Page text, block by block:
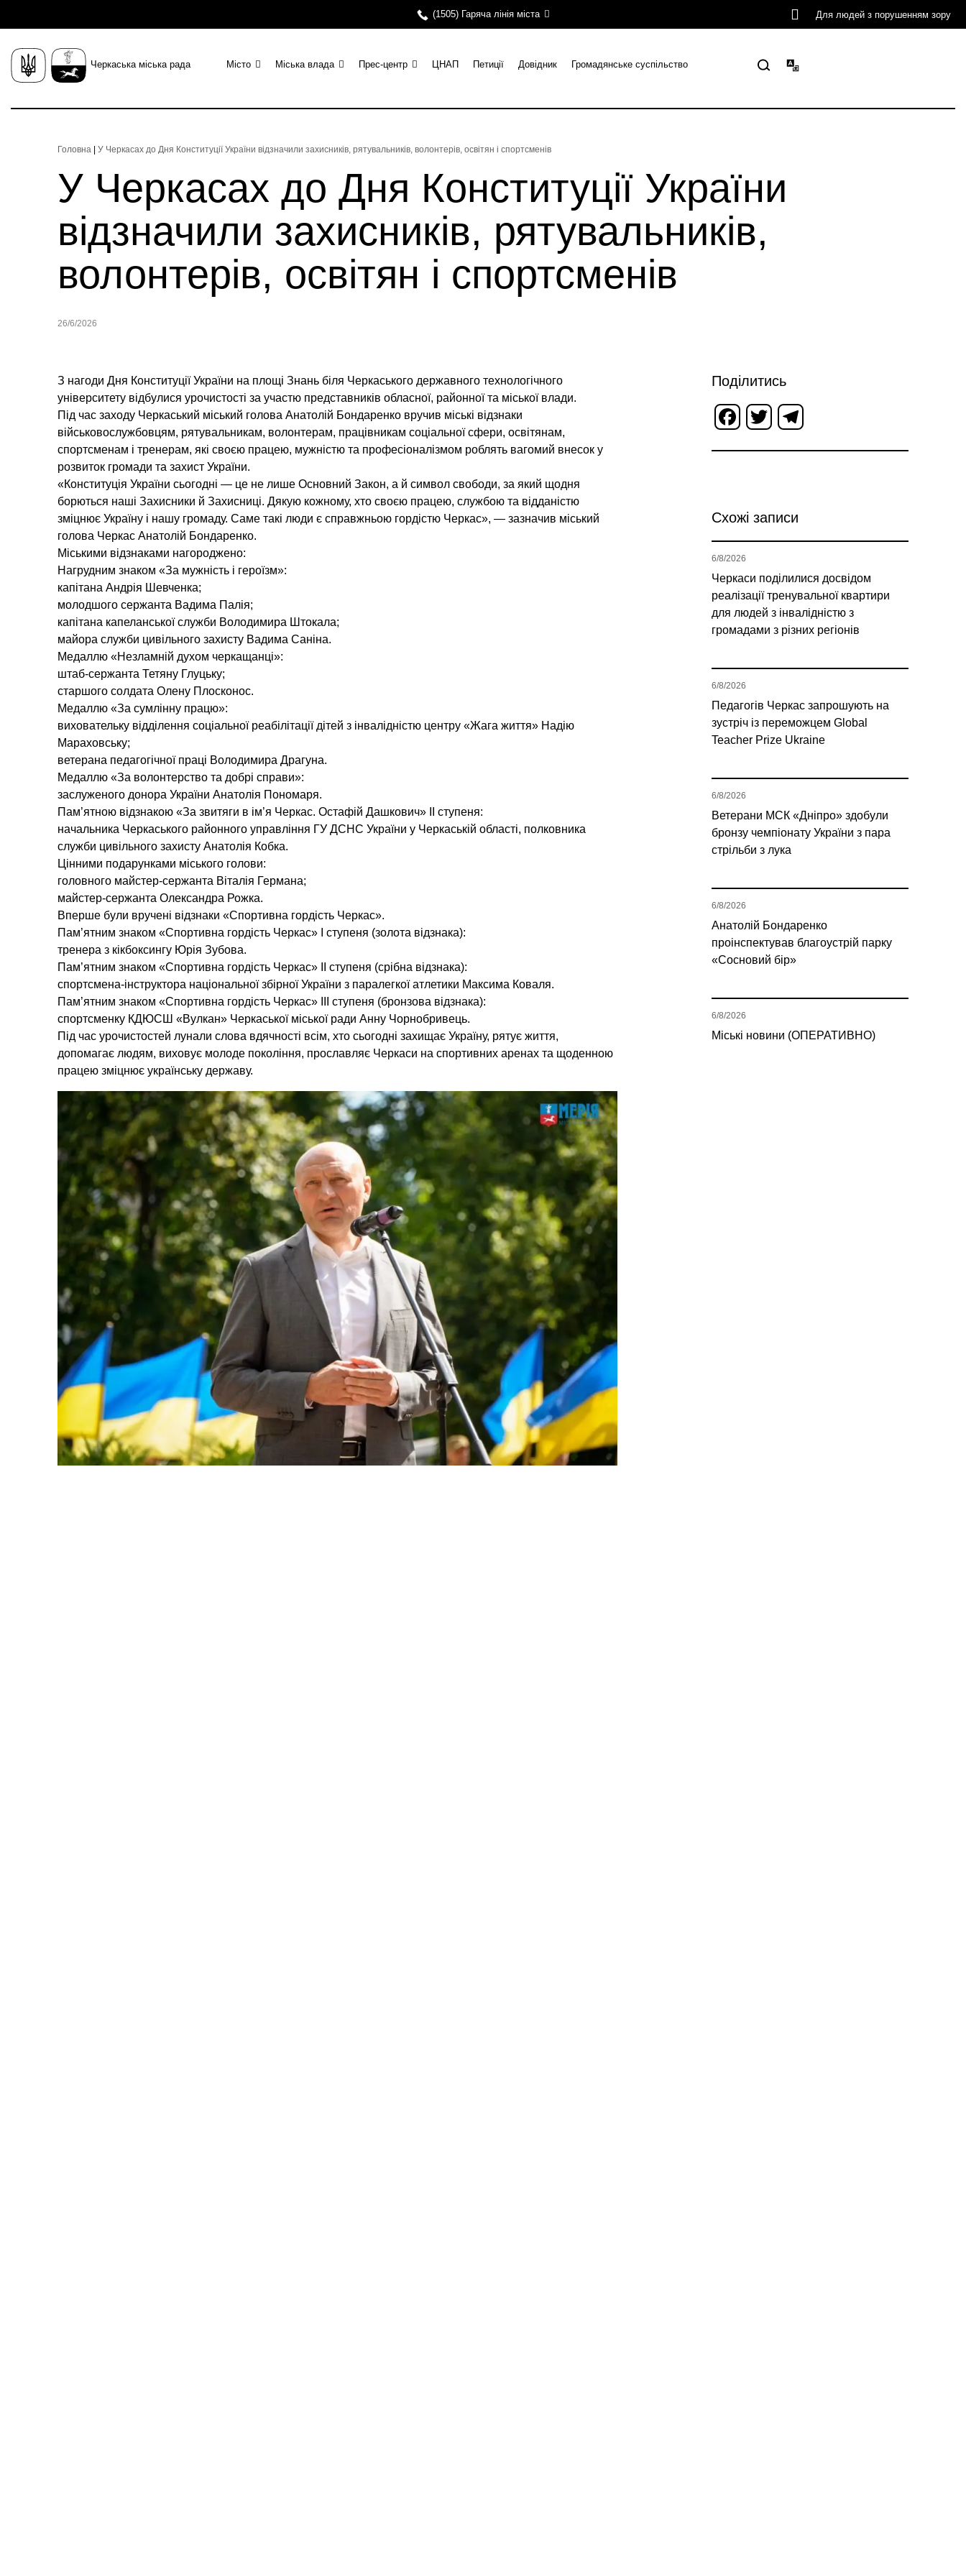
(1505) Гаряча лінія міста Для людей з порушенням зору
Черкаська міська рада Місто Міська влада Прес-центр ЦНАП Петиції Довідник Громадянське суспільство
Головна У Черкасах до Дня Конституції України відзначили захисників, рятувальників, волонтерів, освітян і спортсменів
У Черкасах до Дня Конституції України
відзначили захисників, рятувальників,
волонтерів, освітян і спортсменів
26/6/2026
З нагоди Дня Конституції України на площі Знань біля Черкаського державного технологічного
університету відбулися урочистості за участю представників обласної, районної та міської влади.
Під час заходу Черкаський міський голова Анатолій Бондаренко вручив міські відзнаки
військовослужбовцям, рятувальникам, волонтерам, працівникам соціальної сфери, освітянам,
спортсменам і тренерам, які своєю працею, мужністю та професіоналізмом роблять вагомий внесок у
розвиток громади та захист України.
«Конституція України сьогодні — це не лише Основний Закон, а й символ свободи, за який щодня
борються наші Захисники й Захисниці. Дякую кожному, хто своєю працею, службою та відданістю
зміцнює Україну і нашу громаду. Саме такі люди є справжньою гордістю Черкас», — зазначив міський
голова Черкас Анатолій Бондаренко.
Міськими відзнаками нагороджено:
Нагрудним знаком «За мужність і героїзм»:
капітана Андрія Шевченка;
молодшого сержанта Вадима Палія;
капітана капеланської служби Володимира Штокала;
майора служби цивільного захисту Вадима Саніна.
Медаллю «Незламній духом черкащанці»:
штаб-сержанта Тетяну Глуцьку;
старшого солдата Олену Плосконос.
Медаллю «За сумлінну працю»:
виховательку відділення соціальної реабілітації дітей з інвалідністю центру «Жага життя» Надію
Мараховську;
ветерана педагогічної праці Володимира Драгуна.
Медаллю «За волонтерство та добрі справи»:
заслуженого донора України Анатолія Пономаря.
Пам’ятною відзнакою «За звитяги в ім’я Черкас. Остафій Дашкович» ІІ ступеня:
начальника Черкаського районного управління ГУ ДСНС України у Черкаській області, полковника
служби цивільного захисту Анатолія Кобка.
Цінними подарунками міського голови:
головного майстер-сержанта Віталія Германа;
майстер-сержанта Олександра Рожка.
Вперше були вручені відзнаки «Спортивна гордість Черкас».
Пам’ятним знаком «Спортивна гордість Черкас» І ступеня (золота відзнака):
тренера з кікбоксингу Юрія Зубова.
Пам’ятним знаком «Спортивна гордість Черкас» ІІ ступеня (срібна відзнака):
спортсмена-інструктора національної збірної України з паралегкої атлетики Максима Коваля.
Пам’ятним знаком «Спортивна гордість Черкас» ІІІ ступеня (бронзова відзнака):
спортсменку КДЮСШ «Вулкан» Черкаської міської ради Анну Чорнобривець.
Під час урочистостей лунали слова вдячності всім, хто сьогодні захищає Україну, рятує життя,
допомагає людям, виховує молоде покоління, прославляє Черкаси на спортивних аренах та щоденною
працею зміцнює українську державу.
Поділитись
Facebook
Twitter
Схожі записи
Черкаси поділилися досвідом
реалізації тренувальної квартири
для людей з інвалідністю з
громадами з різних регіонів
6/8/2026
Педагогів Черкас запрошують на
зустріч із переможцем Global
Teacher Prize Ukraine
6/8/2026
Ветерани МСК «Дніпро» здобули
бронзу чемпіонату України з пара
стрільби з лука
6/8/2026
Анатолій Бондаренко
проінспектував благоустрій парку
«Сосновий бір»
6/8/2026
Міські новини (ОПЕРАТИВНО)
6/8/2026